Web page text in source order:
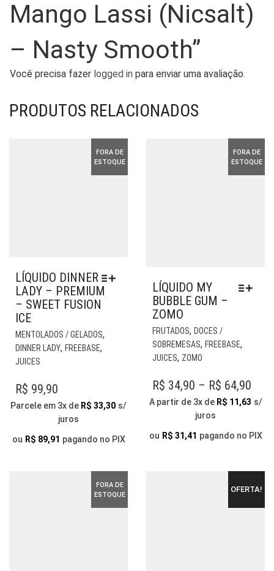
Mango Lassi (Nicsalt)
– Nasty Smooth”
Você precisa fazer logged in para enviar uma avaliação.
PRODUTOS RELACIONADOS
FORA DE
ESTOQUE
LÍQUIDO DINNER
LADY – PREMIUM
– SWEET FUSION
ICE
MENTOLADOS / GELADOS,
DINNER LADY, FREEBASE,
JUICES
PRODUTO
VARIANTES.
OPÇÕES
SER
DO
PRODUTO
R$ 99,90
Parcele em 3x de R$ 33,30 s/
juros
ou R$ 89,91 pagando no PIX
FORA DE
ESTOQUE
LÍQUIDO MY
BUBBLE GUM –
ZOMO
FRUTADOS, DOCES /
SOBREMESAS, FREEBASE,
JUICES, ZOMO
SER
DO
R$ 34,90 – R$ 64,90
A partir de 3x de R$ 11,63 s/
juros
ou R$ 31,41 pagando no PIX
FORA DE
ESTOQUE
OFERTA!